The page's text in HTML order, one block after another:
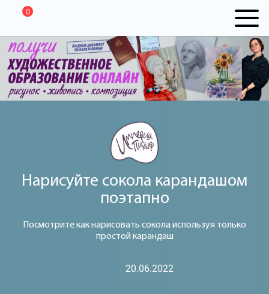
0
Нарисуйте сокола карандашом
поэтапно
Посмотрите как нарисовать сокола используя только
простой карандаш
20.06.2022